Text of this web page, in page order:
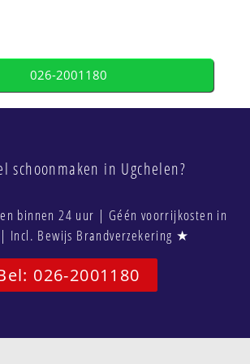
026-2001180
schoonmaken in Ugchelen?
binnen 24 uur | Géén voorrijkosten in
| Incl. Bewijs Brandverzekering ★
026-2001180